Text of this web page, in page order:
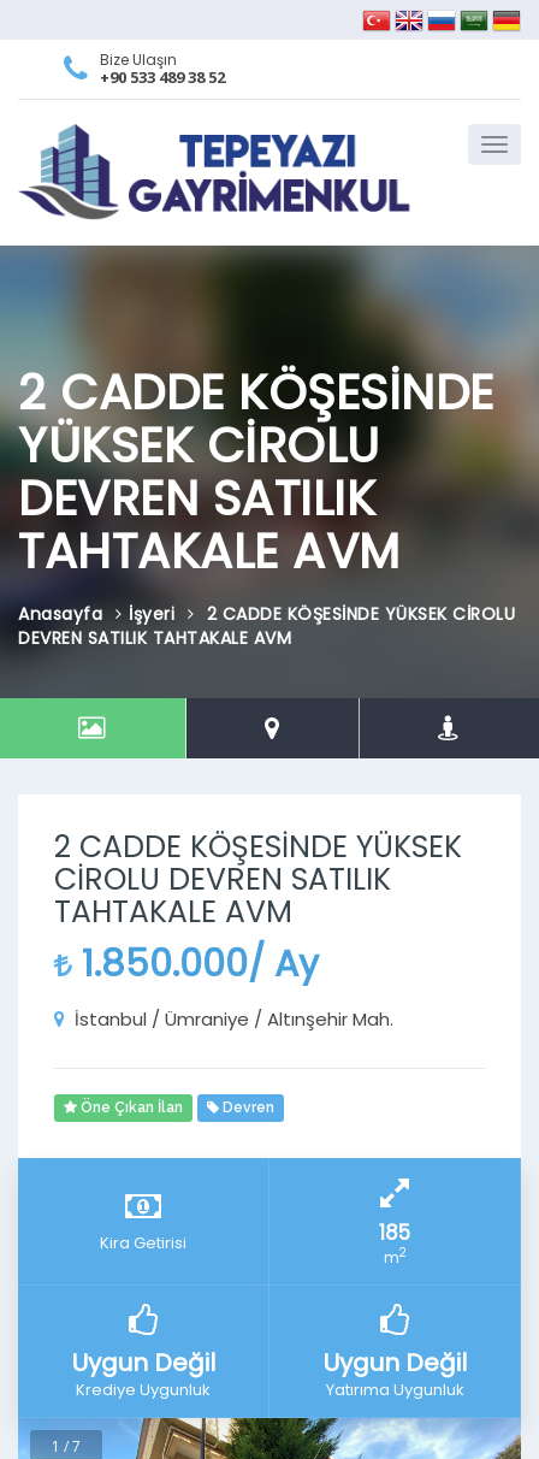
Bize Ulaşın
+90 533 489 38 52
2 CADDE KÖŞESİNDE
YÜKSEK CİROLU
DEVREN SATILIK
TAHTAKALE AVM
Anasayfa İşyeri
2 CADDE KÖŞESİNDE YÜKSEK CİROLU
DEVREN SATILIK TAHTAKALE AVM
2 CADDE KÖŞESİNDE YÜKSEK
CİROLU DEVREN SATILIK
TAHTAKALE AVM
1.850.000/ Ay
İstanbul / Ümraniye / Altınşehir Mah.
Öne Çıkan İlan Devren
Kira Getirisi 185
m2
Uygun Değil
Krediye Uygunluk
Uygun Değil
Yatırıma Uygunluk
1 / 7